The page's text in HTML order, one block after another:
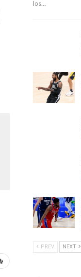
los…
PREV NEXT